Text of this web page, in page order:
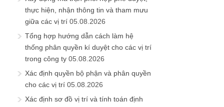
thực hiện, nhận thông tin và tham mưu
giữa các vị trí 05.08.2026
Tổng hợp hướng dẫn cách làm hệ
thống phân quyền kí duyệt cho các vị trí
trong công ty 05.08.2026
Xác định quyền bộ phận và phân quyền
cho các vị trí 05.08.2026
Xác định sơ đồ vị trí và tính toán định